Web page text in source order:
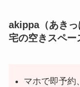
akippa（あき
宅の空きスペー
マホで即予約